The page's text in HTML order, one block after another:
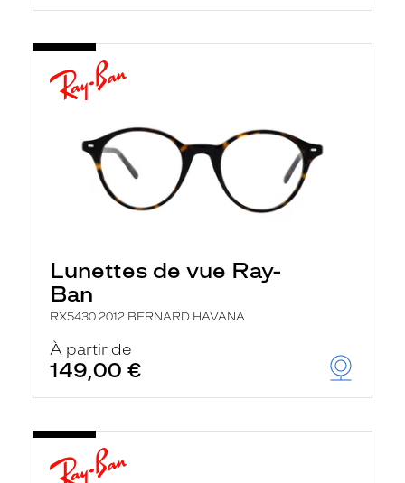
Lunettes de vue Ray-
Ban
RX5430 2012 BERNARD HAVANA
À partir de
149,00 €